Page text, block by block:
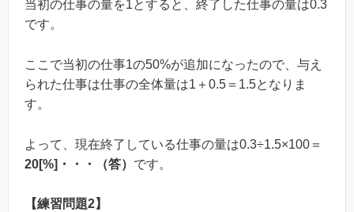
当初の仕事の量を1とすると、終了した仕事の量は0.3
です。
ここで当初の仕事1の50%が追加になったので、与え
られた仕事は仕事の全体量は1＋0.5＝1.5となりま
す。
よって、現在終了している仕事の量は0.3÷1.5×100＝
20[%]・・・（答） です。
【練習問題2】